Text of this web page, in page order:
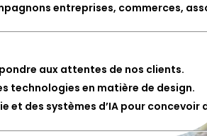
entreprises, commerces,
aux attentes de nos clients.
technologies en matière de design.
et des systèmes d’IA pour